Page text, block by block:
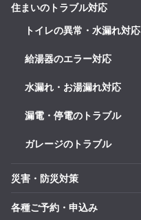
住まいのトラブル対応
トイレの異常・水漏れ対応
給湯器のエラー対応
水漏れ・お湯漏れ対応
漏電・停電のトラブル
ガレージのトラブル
災害・防災対策
各種ご予約・申込み